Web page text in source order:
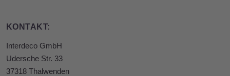
KONTAKT:
Interdeco GmbH
Udersche Str. 33
37318 Thalwenden